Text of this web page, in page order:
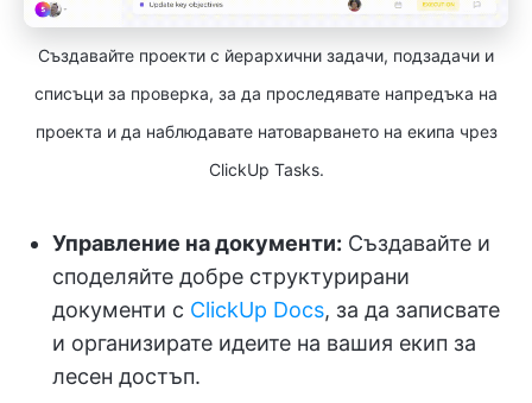
Създавайте проекти с йерархични задачи, подзадачи и
списъци за проверка, за да проследявате напредъка на
проекта и да наблюдавате натоварването на екипа чрез
ClickUp Tasks.
Управление на документи: Създавайте и
споделяйте добре структурирани
документи с ClickUp Docs, за да записвате
и организирате идеите на вашия екип за
лесен достъп.